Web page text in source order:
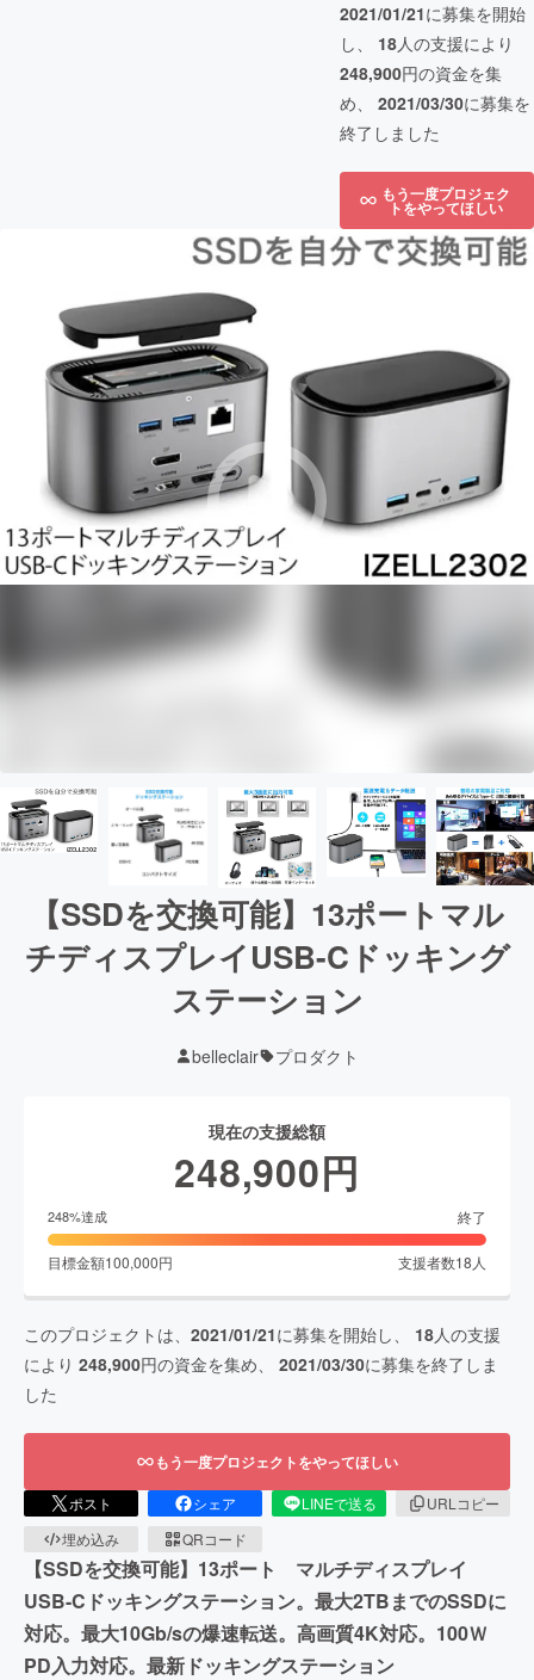
2021/01/21に募集を開始
し、 18人の支援により
248,900円の資金を集
め、 2021/03/30に募集を
終了しました
もう一度プロジェク
トをやってほしい
【SSDを交換可能】13ポートマル
チディスプレイUSB-Cドッキング
ステーション
belleclair プロダクト
現在の支援総額
248,900円
248%達成 終了
目標金額100,000円 支援者数18 人
このプロジェクトは、 2021/01/21に募集を開始し、 18人の支援
により 248,900円の資金を集め、 2021/03/30に募集を終了しま
した
もう一度プロジェクトをやってほしい
ポスト シェア LINEで送る
URLコピー
埋め込み
QRコード
【SSDを交換可能】13ポート マルチディスプレイ
USB-Cドッキングステーション。最大2TBまでのSSDに
対応。最大10Gb/sの爆速転送。高画質4K対応。100Ｗ
PD入力対応。最新ドッキングステーション